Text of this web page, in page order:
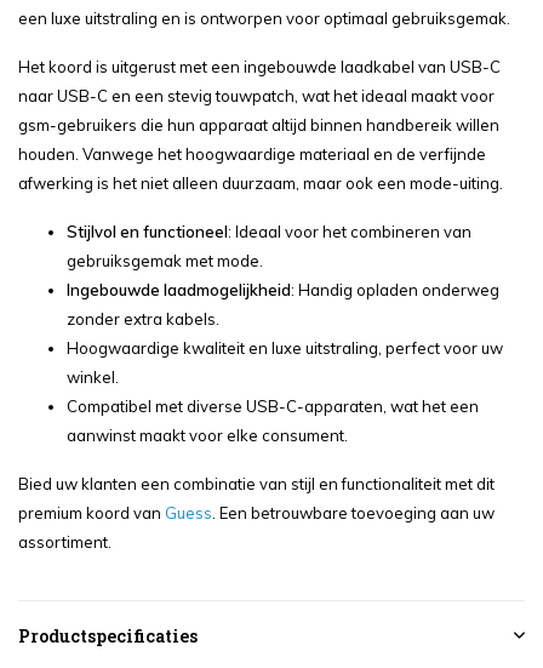
een luxe uitstraling en is ontworpen voor optimaal gebruiksgemak.
Het koord is uitgerust met een ingebouwde laadkabel van USB-C
naar USB-C en een stevig touwpatch, wat het ideaal maakt voor
gsm-gebruikers die hun apparaat altijd binnen handbereik willen
houden. Vanwege het hoogwaardige materiaal en de verfijnde
afwerking is het niet alleen duurzaam, maar ook een mode-uiting.
Stijlvol en functioneel: Ideaal voor het combineren van
gebruiksgemak met mode.
Ingebouwde laadmogelijkheid: Handig opladen onderweg
zonder extra kabels.
Hoogwaardige kwaliteit en luxe uitstraling, perfect voor uw
winkel.
Compatibel met diverse USB-C-apparaten, wat het een
aanwinst maakt voor elke consument.
Bied uw klanten een combinatie van stijl en functionaliteit met dit
premium koord van Guess . Een betrouwbare toevoeging aan uw
assortiment.
Productspecificaties